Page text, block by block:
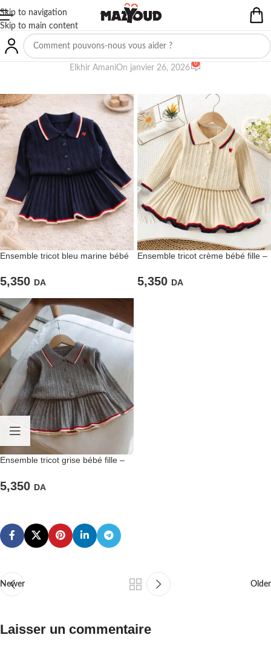
Skip to navigation
Skip to main content
Elkhir AmaniOn janvier 26, 2026
0
Ensemble tricot bleu marine bébé
5,350 DA
Ensemble tricot crème bébé fille –
5,350 DA
Ensemble tricot grise bébé fille –
5,350 DA
Newer Older
Laisser un commentaire